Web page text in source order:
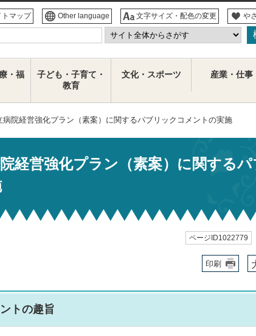
トマップ Other language 文字サイズ・配色の変更 や
・福
子ども・子育て・
教育
文化・スポーツ 産業・仕事
病院経営強化プラン（素案）に関するパブリックコメントの実施
経営強化プラン（素案）に関する
ページID1022779
印刷
トの趣旨